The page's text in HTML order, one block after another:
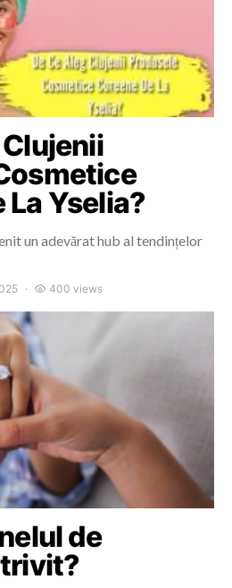
La Yselia?
un adevărat hub al tendințelor
400 views
de